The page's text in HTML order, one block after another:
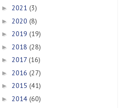
► 2021 (3)
► 2020 (8)
► 2019 (19)
► 2018 (28)
► 2017 (16)
► 2016 (27)
► 2015 (41)
► 2014 (60)